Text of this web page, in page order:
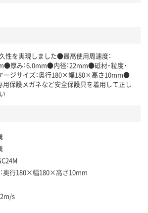
性を実現しました●最高使用周速度：
厚み：6.0mm●内径：22mm●砥材・粒度・
ージサイズ：奥行180×幅180×高さ10mm●
保護メガネなど安全保護具を着用して正し
奥行180×幅180×高さ10mm
s